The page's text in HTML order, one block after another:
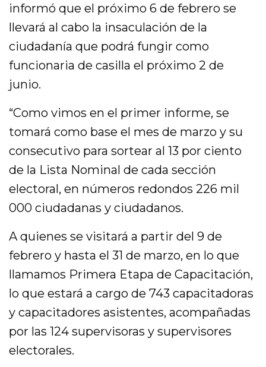
informó que el próximo 6 de febrero se
llevará al cabo la insaculación de la
ciudadanía que podrá fungir como
funcionaria de casilla el próximo 2 de
junio.
“Como vimos en el primer informe, se
tomará como base el mes de marzo y su
consecutivo para sortear al 13 por ciento
de la Lista Nominal de cada sección
electoral, en números redondos 226 mil
000 ciudadanas y ciudadanos.
A quienes se visitará a partir del 9 de
febrero y hasta el 31 de marzo, en lo que
llamamos Primera Etapa de Capacitación,
lo que estará a cargo de 743 capacitadoras
y capacitadores asistentes, acompañadas
por las 124 supervisoras y supervisores
electorales.